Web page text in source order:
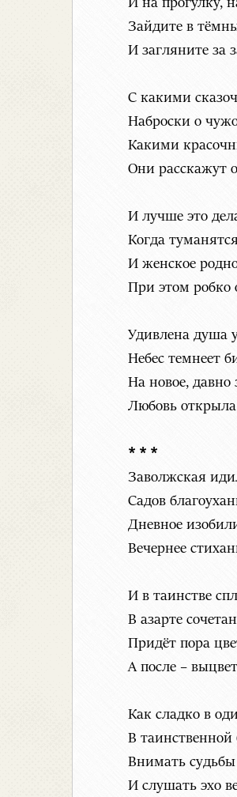
И на прогулку,
Зайдите в
И загляните за
С какими
Наброски о
Какими
Они расскажут о
И лучше это
Когда
И женское
При этом робко
Удивлена душа
Небес темнеет
На новое, давно
Любовь
* * *
Заволжская
Садов
Дневное
Вечернее
И в таинстве
В азарте
Придёт пора
А после –
Как сладко в
В таинственной
Внимать судьбы
И слушать эхо